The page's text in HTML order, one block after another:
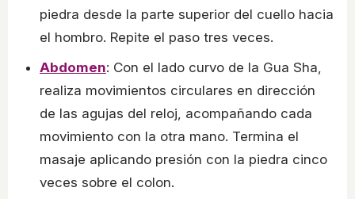
piedra desde la parte superior del cuello hacia
el hombro. Repite el paso tres veces.
Abdomen: Con el lado curvo de la Gua Sha,
realiza movimientos circulares en dirección
de las agujas del reloj, acompañando cada
movimiento con la otra mano. Termina el
masaje aplicando presión con la piedra cinco
veces sobre el colon.